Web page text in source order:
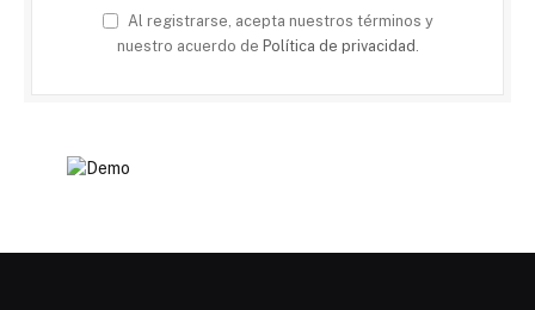
Al registrarse, acepta nuestros términos y
nuestro acuerdo de Política de privacidad .